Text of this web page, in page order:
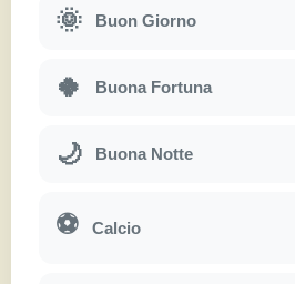
🌞 Buon Giorno
🍀 Buona Fortuna
🌙 Buona Notte
⚽ Calcio